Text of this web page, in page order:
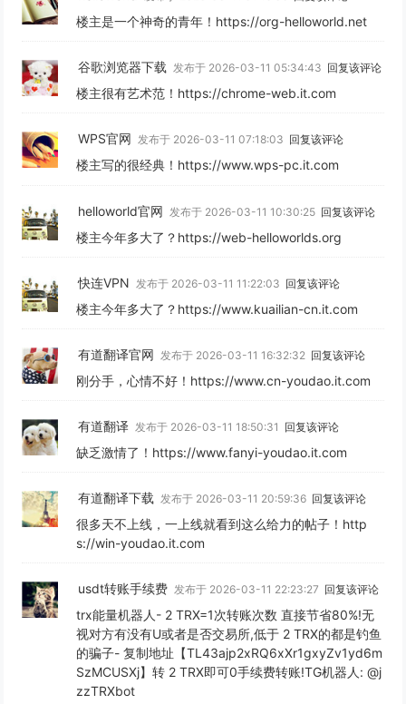
楼主是一个神奇的青年！https://org-helloworld.net
谷歌浏览器下载 发布于 2026-03-11 05:34:43 回复该评论
楼主很有艺术范！https://chrome-web.it.com
WPS官网 发布于 2026-03-11 07:18:03 回复该评论
楼主写的很经典！https://www.wps-pc.it.com
helloworld官网 发布于 2026-03-11 10:30:25 回复该评论
楼主今年多大了？https://web-helloworlds.org
快连VPN 发布于 2026-03-11 11:22:03 回复该评论
楼主今年多大了？https://www.kuailian-cn.it.com
有道翻译官网 发布于 2026-03-11 16:32:32 回复该评论
刚分手，心情不好！https://www.cn-youdao.it.com
有道翻译 发布于 2026-03-11 18:50:31 回复该评论
缺乏激情了！https://www.fanyi-youdao.it.com
有道翻译下载 发布于 2026-03-11 20:59:36 回复该评论
很多天不上线，一上线就看到这么给力的帖子！http
s://win-youdao.it.com
usdt转账手续费 发布于 2026-03-11 22:23:27 回复该评论
trx能量机器人- 2 TRX=1次转账次数 直接节省80%!无
视对方有没有U或者是否交易所,低于 2 TRX的都是钓鱼
的骗子- 复制地址【TL43ajp2xRQ6xXr1gxyZv1yd6m
SzMCUSXj】转 2 TRX即可0手续费转账!TG机器人: @j
zzTRXbot